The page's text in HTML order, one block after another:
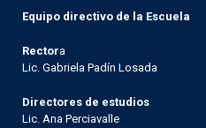
Equipo directivo de la Escuela
Rectora
Lic. Gabriela Padín Losada
Directores de estudios
Lic. Ana Perciavalle